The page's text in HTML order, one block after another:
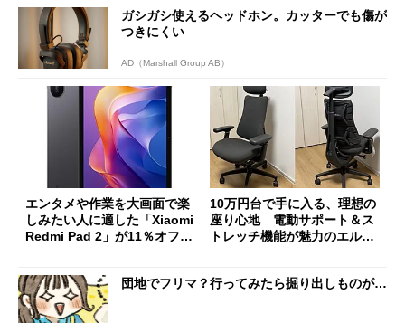
ガシガシ使えるヘッドホン。カッターでも傷が
つきにくい
AD（Marshall Group AB）
エンタメや作業を大画面で楽
しみたい人に適した「Xiaomi
Redmi Pad 2」が11％オフの
10万円台で手に入る、理想の
座り心地 電動サポート＆ス
トレッチ機能が魅力のエルゴ
団地でフリマ？行ってみたら掘り出しものが…